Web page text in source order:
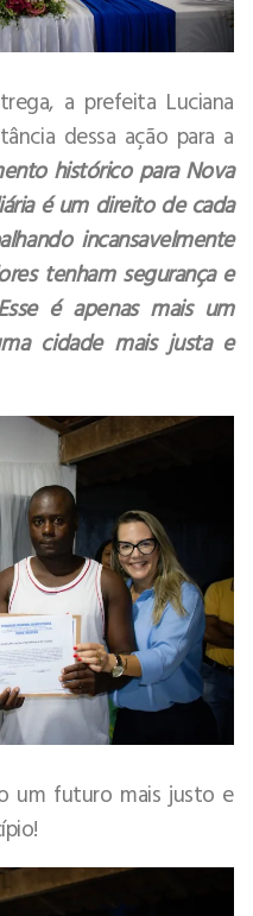
a prefeita Luciana
dessa ação para a
histórico para Nova
é um direito de cada
incansavelmente
tenham segurança e
é apenas mais um
cidade mais justa e
um futuro mais justo e